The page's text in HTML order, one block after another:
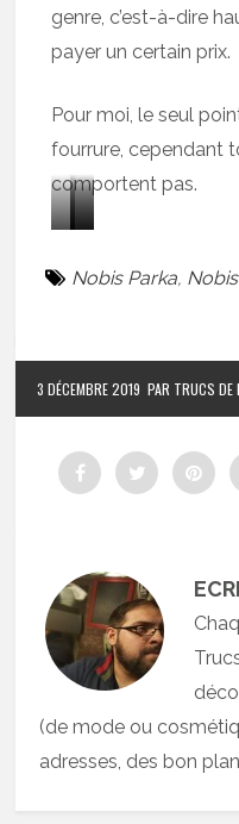
genre, c’est-à-dire
payer un certain prix.
Pour moi, le seul
fourrure, cependant
comportent pas.
r
b
e
u
a
r
a
g
e
N
o
i
a
e
e
N
a
v
y
Nobis Parka,
3 DÉCEMBRE 2019 PAR TRUCS DE
(de mode ou
adresses, des bon